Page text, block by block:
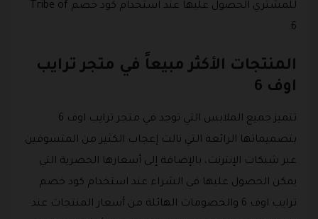
للمشتري الحصول عليها عند استخدام كود خصم Tribe of
6.
المنتجات الأكثر مبيعاً في متجر ترايب
اوف 6
تتميز جميع الملابس التي توجد في متجر ترايب اوف 6
بتصميماتها الرائعة التي نالت إعجاب الكثير من المتسوقين
عبر شبكات الإنترنت، بالإضافة إلى أسعارها الحصرية التي
يمكن الحصول عليها في الشراء عند استخدام كود خصم
ترايب اوف 6 والخصومات الهائلة من أسعار المنتجات عند